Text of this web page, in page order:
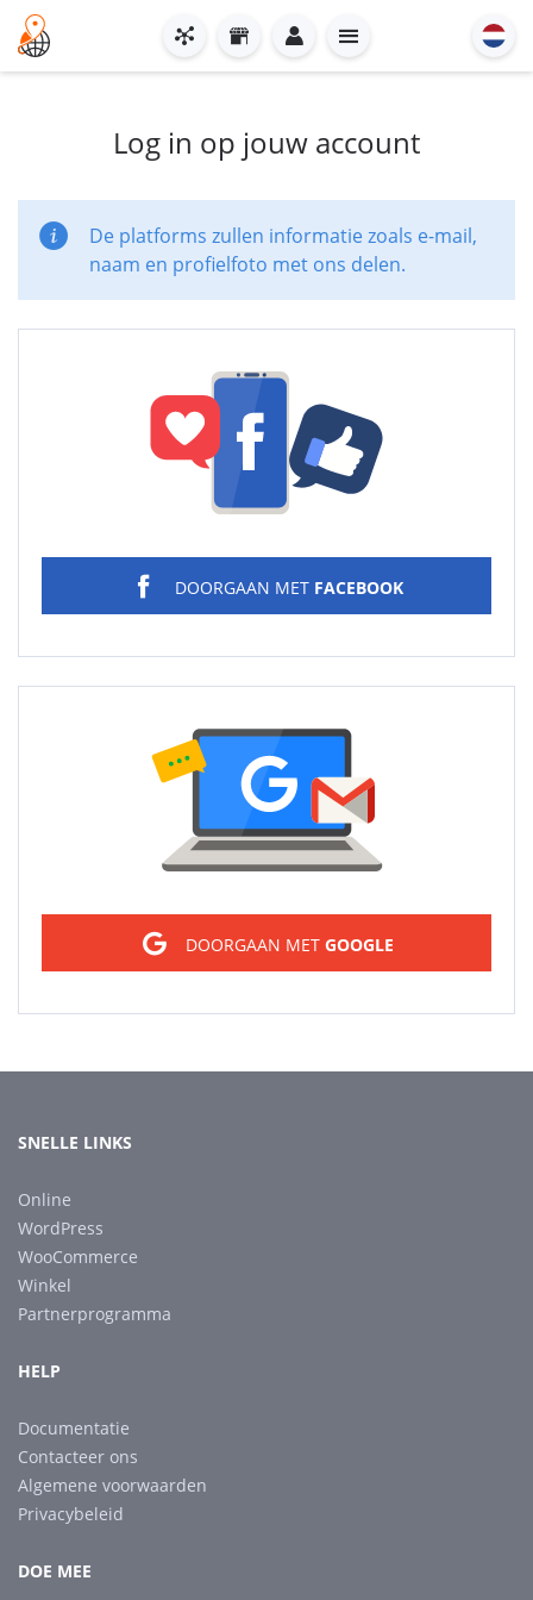
Log in op jouw account
De platforms zullen informatie zoals e-mail,
naam en profielfoto met ons delen.
DOORGAAN MET FACEBOOK
DOORGAAN MET GOOGLE
SNELLE LINKS
Online
WordPress
WooCommerce
Winkel
Partnerprogramma
HELP
Documentatie
Contacteer ons
Algemene voorwaarden
Privacybeleid
DOE MEE